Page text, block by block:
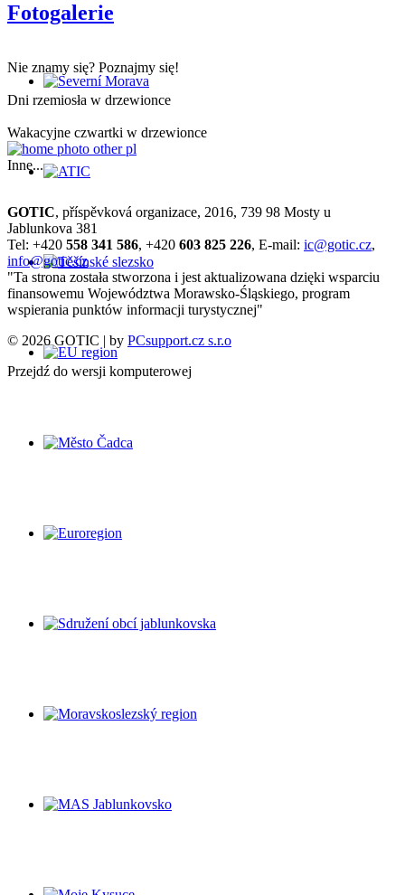
Fotogalerie
Nie znamy się? Poznajmy się!
Dni rzemiosła w drzewionce
Wakacyjne czwartki w drzewionce
Inne...
GOTIC, příspěvková organizace, 2016, 739 98 Mosty u
Jablunkova 381
Tel: +420 558 341 586, +420 603 825 226, E-mail: ic@gotic.cz,
info@gotic.cz
"Ta strona została stworzona i jest aktualizowana dzięki wsparciu
finansowemu Województwa Morawsko-Śląskiego, program
wspierania punktów informacji turystycznej"
© 2026 GOTIC | by PCsupport.cz s.r.o
Przejdź do wersji komputerowej